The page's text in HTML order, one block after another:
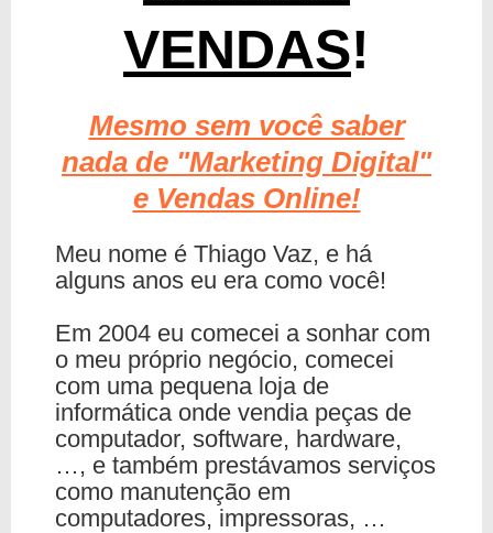
VENDAS!
Mesmo sem você saber
nada de "Marketing Digital"
e Vendas Online!
Meu nome é Thiago Vaz, e há
alguns anos eu era como você!
Em 2004 eu comecei a sonhar com
o meu próprio negócio, comecei
com uma pequena loja de
informática onde vendia peças de
computador, software, hardware,
…, e também prestávamos serviços
como manutenção em
computadores, impressoras, …